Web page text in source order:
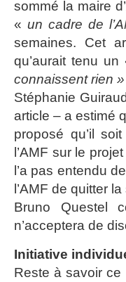
sommé la maire
« un cadre de
semaines. Cet
qu’aurait tenu un
connaissent rien »
Stéphanie
article – a estimé
proposé qu’il
l’AMF sur le
l’a pas entendu
l’AMF de quitter
Bruno Questel
n’acceptera de
Initiative
Reste à savoir ce